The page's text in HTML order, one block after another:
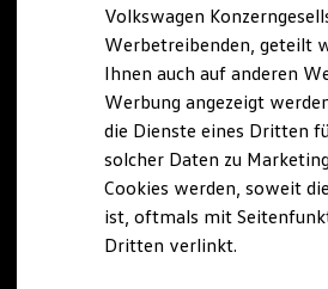
Förderung & Kosten der
Fördermöglichkeiten
Fördermöglichkeiten
Autonomes Fahren
Mehr zum ID. Buzz
Online Beratung
California Club
California Magazin &
Vanlife
Volkswagen
Werbetreibenden, geteilt
Ihnen auch auf anderen
Werbung angezeigt
die Dienste eines Dritten
solcher Daten zu
Cookies werden, soweit
ist, oftmals mit
Dritten verlinkt.